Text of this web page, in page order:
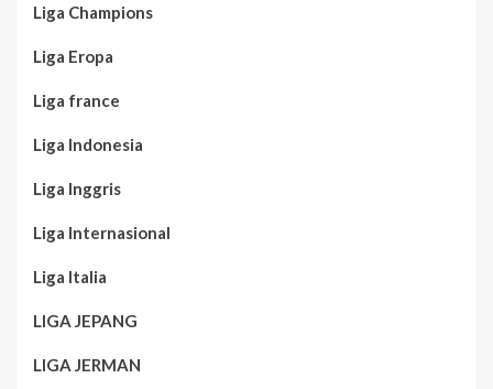
Liga Champions
Liga Eropa
Liga france
Liga Indonesia
Liga Inggris
Liga Internasional
Liga Italia
LIGA JEPANG
LIGA JERMAN